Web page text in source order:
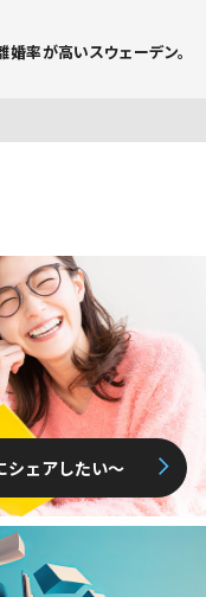
率が高いスウェーデン。
シェアしたい〜